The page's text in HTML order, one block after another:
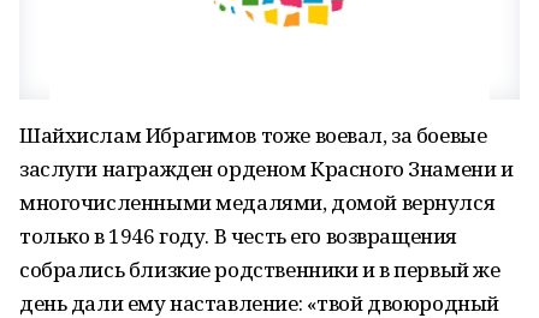
Шайхислам Ибрагимов тоже воевал, за боевые
заслуги награжден орденом Красного Знамени и
многочисленными медалями, домой вернулся
только в 1946 году. В честь его возвращения
собрались близкие родственники и в первый же
день дали ему наставление: «твой двоюродный